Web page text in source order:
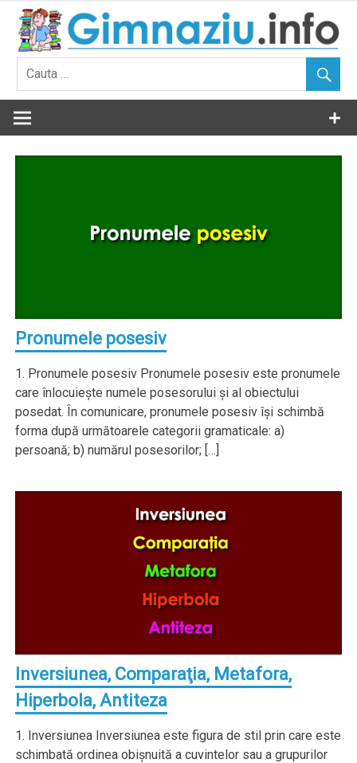
Skip
content
Pronumele posesiv
1. Pronumele posesiv Pronumele posesiv este pronumele
care înlocuieşte numele posesorului şi al obiectului
posedat. În comunicare, pronumele posesiv îşi schimbă
forma după următoarele categorii gramaticale: a)
persoană; b) numărul posesorilor; […]
Inversiunea, Comparaţia, Metafora,
Hiperbola, Antiteza
1. Inversiunea Inversiunea este figura de stil prin care este
schimbată ordinea obişnuită a cuvintelor sau a grupurilor